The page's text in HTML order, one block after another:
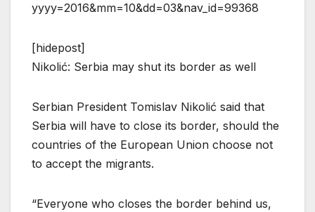
yyyy=2016&mm=10&dd=03&nav_id=99368
[hidepost]
Nikolić: Serbia may shut its border as well
Serbian President Tomislav Nikolić said that
Serbia will have to close its border, should the
countries of the European Union choose not
to accept the migrants.
“Everyone who closes the border behind us,